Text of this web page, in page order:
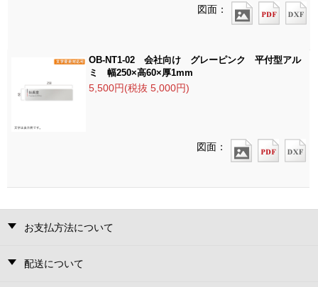
図面：
OB-NT1-02 会社向け グレーピンク 平付型アル
ミ 幅250×高60×厚1mm
5,500円(税抜 5,000円)
図面：
お支払方法について
配送について